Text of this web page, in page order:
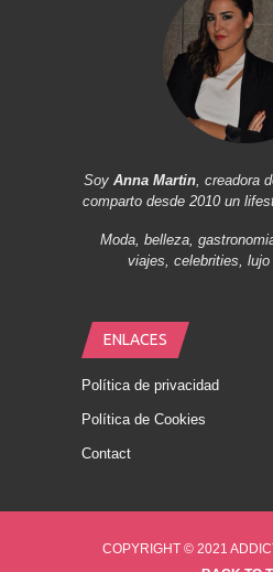
Soy Anna Martin, creadora
comparto desde 2010 un
Moda, belleza,
viajes, celebrities, lujo
ENLACES
Política de privacidad
Política de Cookies
Contact
COPYRIGHT © 2021